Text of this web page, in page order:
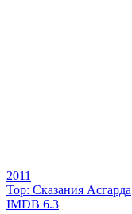
2011
Тор: Сказания Асгарда
IMDB 6.3